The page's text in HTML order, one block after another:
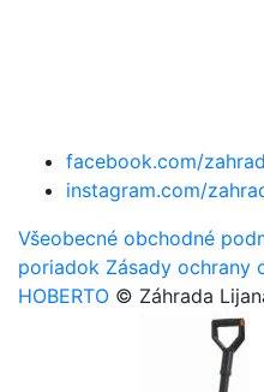
facebook.com/
instagram.com/
Všeobecné obchodné
poriadok Zásady ochrany
HOBERTO © Záhrada